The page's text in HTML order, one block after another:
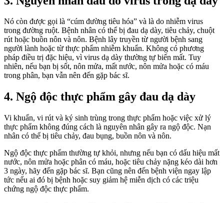
Nó còn được gọi là “cúm đường tiêu hóa” và là do nhiễm virus
trong đường ruột. Bệnh nhân có thể bị đau dạ dày, tiêu chảy, chuột
rút hoặc buồn nôn và nôn. Bệnh lây truyền từ người bệnh sang
người lành hoặc từ thực phẩm nhiễm khuẩn. Không có phương
pháp điều trị đặc hiệu, vì virus dạ dày thường tự biến mất. Tuy
nhiên, nếu bạn bị sốt, nôn mửa, mất nước, nôn mửa hoặc có máu
trong phân, bạn vẫn nên đến gặp bác sĩ.
4. Ngộ độc thực phẩm gây đau dạ dày
Vi khuẩn, vi rút và ký sinh trùng trong thực phẩm hoặc việc xử lý
thực phẩm không đúng cách là nguyên nhân gây ra ngộ độc. Nạn
nhân có thể bị tiêu chảy, đau bụng, buồn nôn và nôn.
Ngộ độc thực phẩm thường tự khỏi, nhưng nếu bạn có dấu hiệu mất
nước, nôn mửa hoặc phân có máu, hoặc tiêu chảy nặng kéo dài hơn
3 ngày, hãy đến gặp bác sĩ. Bạn cũng nên đến bệnh viện ngay lập
tức nếu ai đó bị bệnh hoặc suy giảm hệ miễn dịch có các triệu
chứng ngộ độc thực phẩm.